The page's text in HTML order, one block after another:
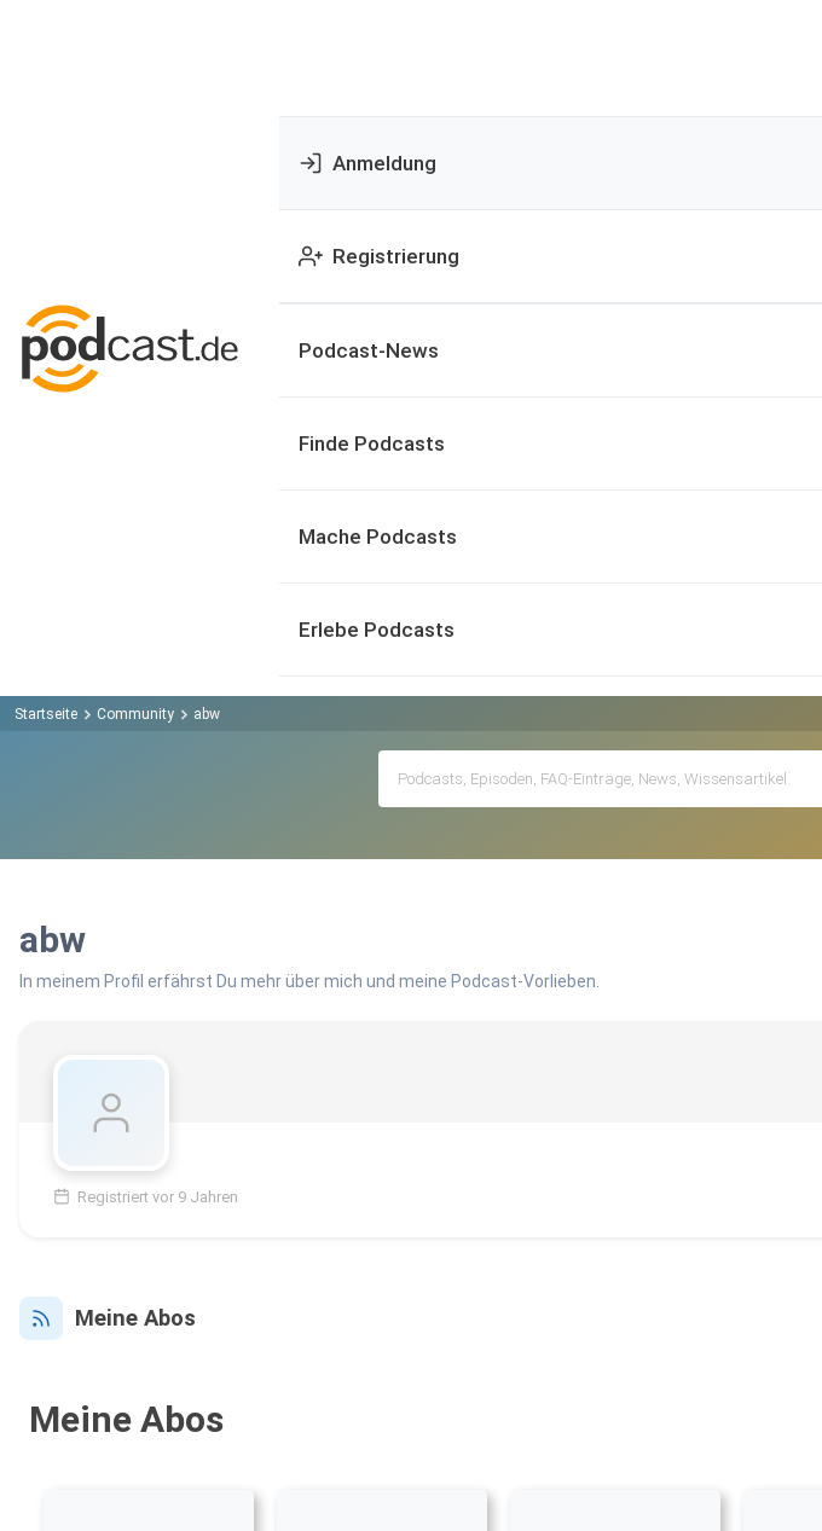
Anmeldung
Registrierung
Podcast-News
Finde Podcasts
Mache Podcasts
Erlebe Podcasts
Startseite Community abw
abw
In meinem Profil erfährst Du mehr über mich und meine Podcast-Vorlieben.
Registriert vor 9 Jahren
Meine Abos
Meine Abos